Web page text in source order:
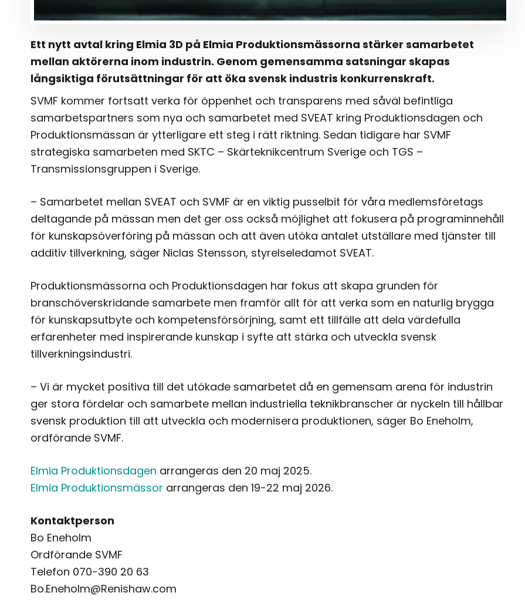
Ett nytt avtal kring Elmia 3D på Elmia Produktionsmässorna stärker samarbetet
mellan aktörerna inom industrin. Genom gemensamma satsningar skapas
långsiktiga förutsättningar för att öka svensk industris konkurrenskraft.
SVMF kommer fortsatt verka för öppenhet och transparens med såväl befintliga
samarbetspartners som nya och samarbetet med SVEAT kring Produktionsdagen och
Produktionsmässan är ytterligare ett steg i rätt riktning. Sedan tidigare har SVMF
strategiska samarbeten med SKTC – Skärteknikcentrum Sverige och TGS –
Transmissionsgruppen i Sverige.
– Samarbetet mellan SVEAT och SVMF är en viktig pusselbit för våra medlemsföretags
deltagande på mässan men det ger oss också möjlighet att fokusera på programinnehåll
för kunskapsöverföring på mässan och att även utöka antalet utställare med tjänster till
additiv tillverkning, säger Niclas Stensson, styrelseledamot SVEAT.
Produktionsmässorna och Produktionsdagen har fokus att skapa grunden för
branschöverskridande samarbete men framför allt för att verka som en naturlig brygga
för kunskapsutbyte och kompetensförsörjning, samt ett tillfälle att dela värdefulla
erfarenheter med inspirerande kunskap i syfte att stärka och utveckla svensk
tillverkningsindustri.
– Vi är mycket positiva till det utökade samarbetet då en gemensam arena för industrin
ger stora fördelar och samarbete mellan industriella teknikbranscher är nyckeln till hållbar
svensk produktion till att utveckla och modernisera produktionen, säger Bo Eneholm,
ordförande SVMF.
Elmia Produktionsdagen arrangeras den 20 maj 2025.
Elmia Produktionsmässor arrangeras den 19-22 maj 2026.
Kontaktperson
Bo Eneholm
Ordförande SVMF
Telefon 070-390 20 63
Bo.Eneholm@Renishaw.com